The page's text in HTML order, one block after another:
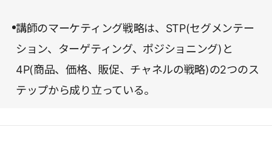
講師のマーケティング戦略は、STP(セグメンテー
ション、ターゲティング、ポジショニング)と
4P(商品、価格、販促、チャネルの戦略)の2つのス
テップから成り立っている。